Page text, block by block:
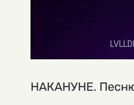
НАКАНУНЕ.